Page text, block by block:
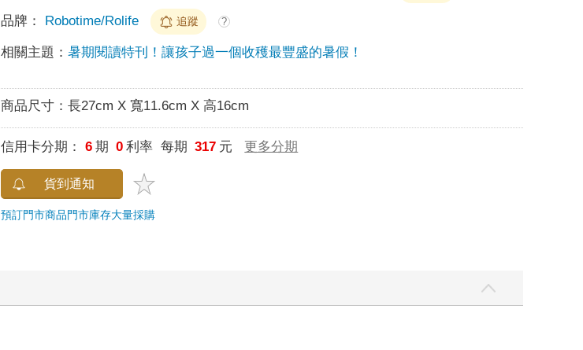
品牌： Robotime/Rolife 追蹤 ?
相關主題：暑期閱讀特刊！讓孩子過一個收穫最豐盛的暑假！
商品尺寸：長27cm X 寬11.6cm X 高16cm
信用卡分期： 6 期 0 利率 每期 317 元 更多分期
貨到通知
預訂門市商品門市庫存大量採購